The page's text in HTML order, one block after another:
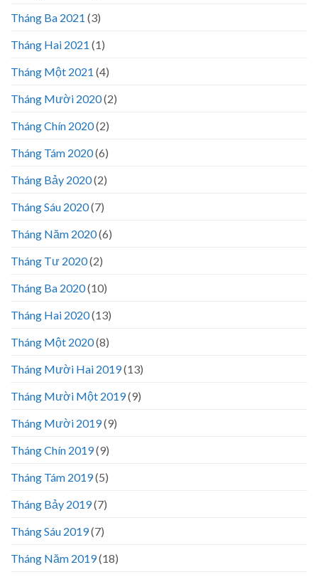
Tháng Ba 2021 (3)
Tháng Hai 2021 (1)
Tháng Một 2021 (4)
Tháng Mười 2020(2)
Tháng Chín 2020(2)
Tháng Tám 2020(6)
Tháng Bảy 2020(2)
Tháng Sáu 2020(7)
Tháng Năm 2020(6)
Tháng Tư 2020(2)
Tháng Ba 2020(10)
Tháng Hai 2020(13)
Tháng Một 2020(8)
Tháng Mười Hai 2019(13)
Tháng Mười Một 2019(9)
Tháng Mười 2019(9)
Tháng Chín 2019(9)
Tháng Tám 2019(5)
Tháng Bảy 2019(7)
Tháng Sáu 2019(7)
Tháng Năm 2019(18)